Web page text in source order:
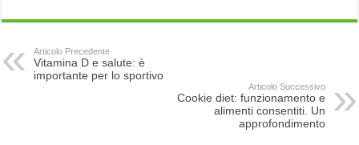
Articolo Precedente
Vitamina D e salute: è
importante per lo sportivo
Articolo Successivo
Cookie diet: funzionamento e
alimenti consentiti. Un
approfondimento